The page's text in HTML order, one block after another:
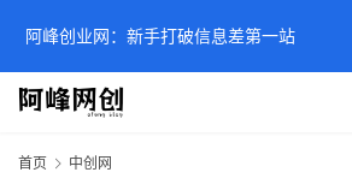
首页 中创网
阿峰创业网：新手打破信息差第一站